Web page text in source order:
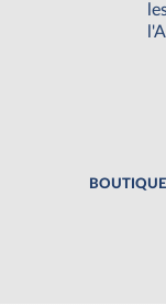
BOUTIQUE